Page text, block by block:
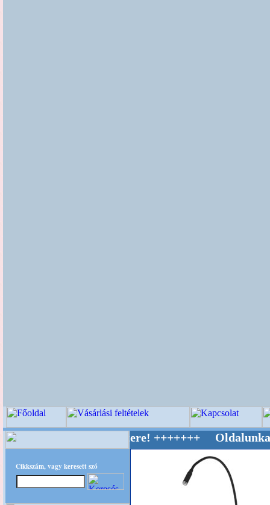
Cikkszám, vagy keresett szó
Világ Mestere! +++++++ Oldalunkat